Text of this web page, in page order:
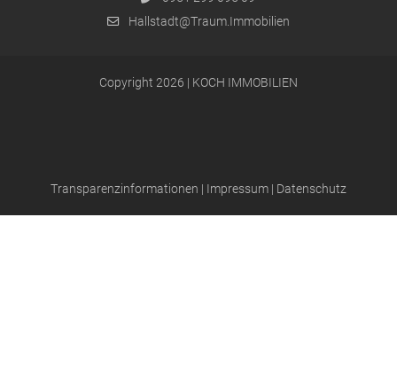
Hallstadt@Traum.Immobilien
Copyright 2026 | KOCH IMMOBILIEN
Transparenzinformationen | Impressum | Datenschutz